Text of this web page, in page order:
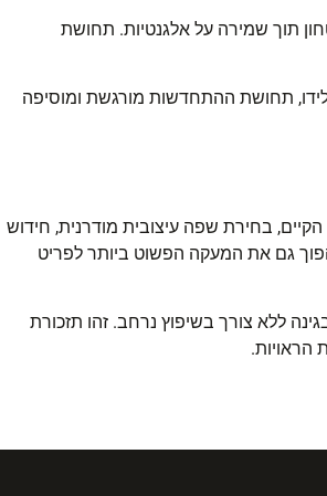
תוך שמירה על אלגנטיות. תחושת
תחושת ההתחדשות מורגשת ומוסיפה
בחירת שפה עיצובית מודרנית, חידוש
גם את המעקה הפשוט ביותר לפריט
ללא צורך בשיפוץ נרחב. זהו תזכורת
הראויות.